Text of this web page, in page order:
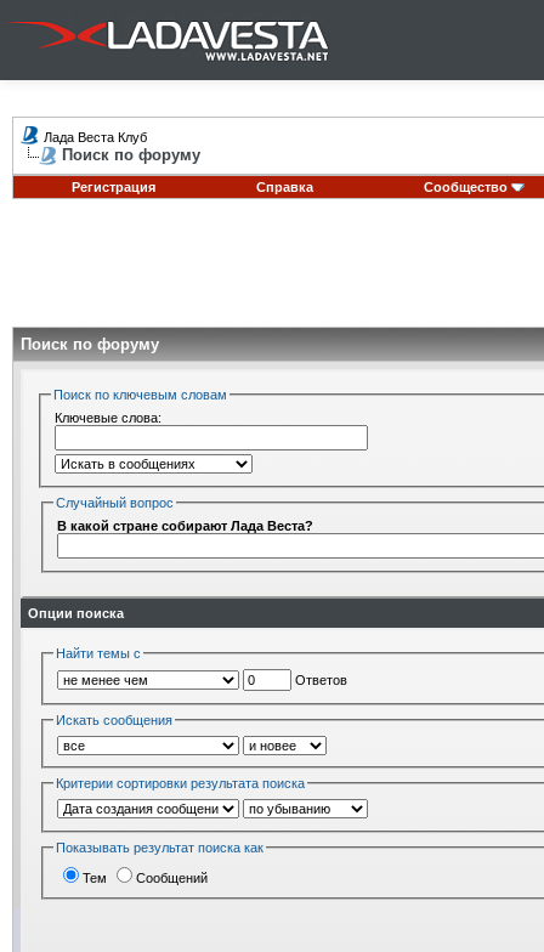
Лада Веста Клуб
Поиск по форуму
Регистрация Справка Сообщество
Поиск по форуму
Поиск по ключевым словам
Ключевые слова:
Случайный вопрос
В какой стране собирают Лада Веста?
Опции поиска
Найти темы с
Ответов
Искать сообщения
Критерии сортировки результата поиска
Показывать результат поиска как
Тем Сообщений